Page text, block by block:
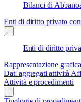
Bilanci di
Enti di diritto privato
Enti di diritto
Rappresentazione grafica
Dati aggregati attività
Attività e procedimenti